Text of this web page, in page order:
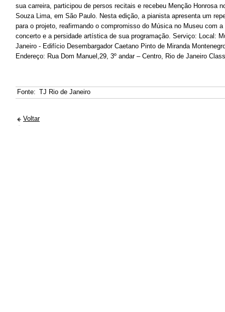
sua carreira, participou de persos recitais e recebeu Menção Honrosa
Souza Lima, em São Paulo. Nesta edição, a pianista apresenta um
para o projeto, reafirmando o compromisso do Música no Museu com
concerto e a persidade artística de sua programação. Serviço: Local:
Janeiro - Edifício Desembargador Caetano Pinto de Miranda
Endereço: Rua Dom Manuel,29, 3º andar – Centro, Rio de Janeiro
Fonte: TJ Rio de Janeiro
Voltar